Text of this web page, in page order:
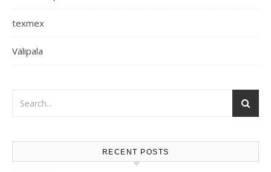
texmex
Välipala
RECENT POSTS